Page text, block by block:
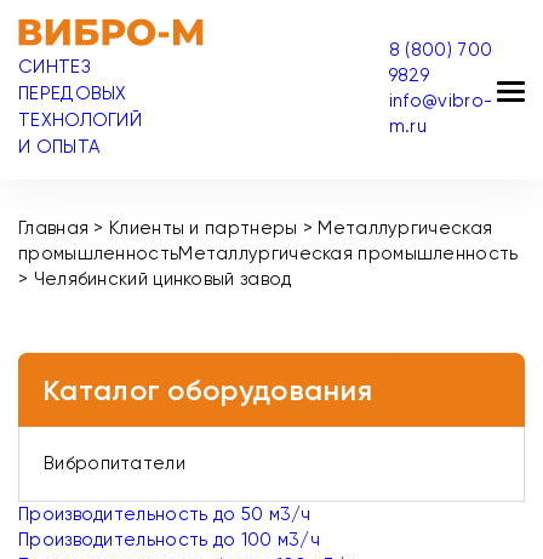
СИНТЕЗ
ПЕРЕДОВЫХ
ТЕХНОЛОГИЙ
И ОПЫТА
8 (800) 700
9829
info@vibro-
m.ru
Главная > Клиенты и партнеры > Металлургическая
промышленностьМеталлургическая промышленность
> Челябинский цинковый завод
Каталог оборудования
Вибропитатели
Производительность до 50 м3/ч
Производительность до 100 м3/ч